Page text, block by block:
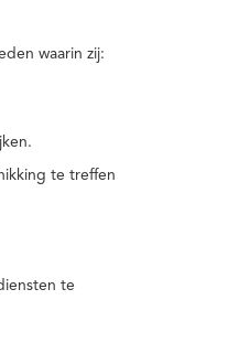
waarin zij:
te treffen
te